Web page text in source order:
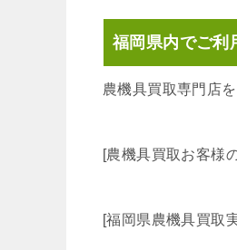
福岡県内でご利
農機具買取専門店
[農機具買取お客様
[福岡県農機具買取